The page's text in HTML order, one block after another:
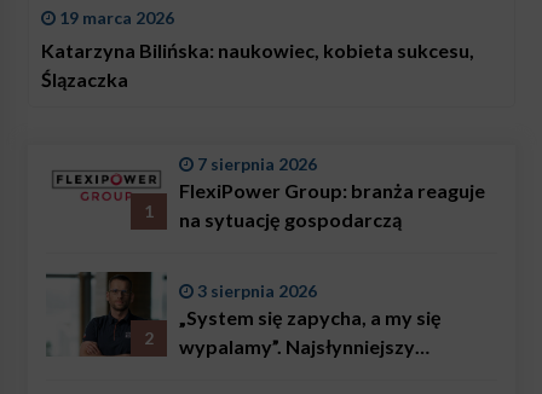
19 marca 2026
Katarzyna Bilińska: naukowiec, kobieta sukcesu,
Ślązaczka
1
7 sierpnia 2026
FlexiPower Group: branża reaguje
na sytuację gospodarczą
2
3 sierpnia 2026
„System się zapycha, a my się
wypalamy”. Najsłynniejszy